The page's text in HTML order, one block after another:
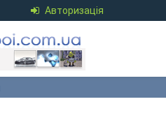
Авторизація